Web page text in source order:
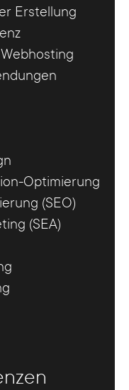
Erstellung
Optimierung
(SEO)
(SEA)